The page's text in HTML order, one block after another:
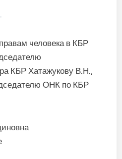
человека в КБР
КБР Хатажукову В.Н.,
ОНК по КБР